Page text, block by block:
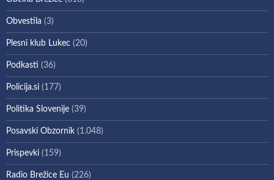
Obvestila (3)
Plesni klub Lukec (20)
Podkasti (36)
Policija.si (177)
Politika Slovenije (39)
Posavski Obzornik (1.048)
Prispevki (159)
Radio Brežice Eu (226)